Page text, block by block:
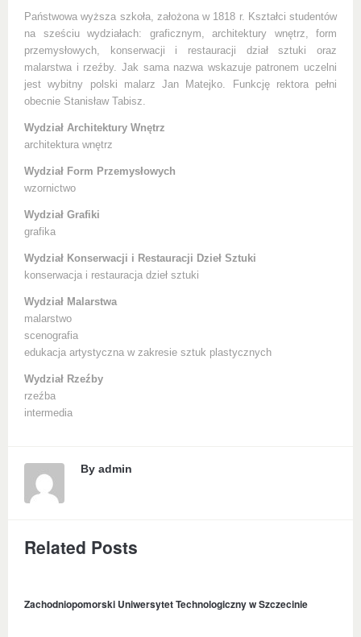
Państwowa wyższa szkoła, założona w 1818 r. Kształci studentów
na sześciu wydziałach: graficznym, architektury wnętrz, form
przemysłowych, konserwacji i restauracji dział sztuki oraz
malarstwa i rzeźby. Jak sama nazwa wskazuje patronem uczelni
jest wybitny polski malarz Jan Matejko. Funkcję rektora pełni
obecnie Stanisław Tabisz.
Wydział Architektury Wnętrz
architektura wnętrz
Wydział Form Przemysłowych
wzornictwo
Wydział Grafiki
grafika
Wydział Konserwacji i Restauracji Dzieł Sztuki
konserwacja i restauracja dzieł sztuki
Wydział Malarstwa
malarstwo
scenografia
edukacja artystyczna w zakresie sztuk plastycznych
Wydział Rzeźby
rzeźba
intermedia
By admin
Related Posts
Zachodniopomorski Uniwersytet Technologiczny w Szczecinie